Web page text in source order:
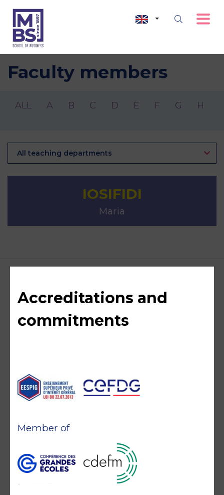
Faculty members
ALL A B C D E F G H
All teaching departments
IOSIFIDI
Maria
Accreditations and
commitments
Member of